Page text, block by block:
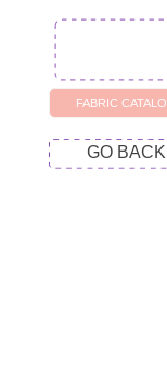
FABRIC CATALOG
GO BACK